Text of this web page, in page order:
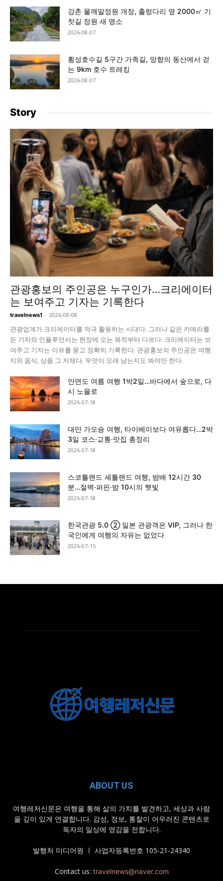
강촌 물깨말정원 개장, 출렁다리 옆 2000㎡ 기
찻길 정원 새 명소
2026-08-07
횡성호수길 5구간 가족길, 망향의 동산에서 걷
는 9km 호수 트레킹
2026-08-07
Story
관광홍보의 주인공은 누구인가…크리에이터
는 보여주고 기자는 기록한다
travelnews1 - 2026-08-08
관광업계가 크리에이터를 적극 활용하는 시대다. 그러나 같은 카메라를
든 기자와 인플루언서는 현장에 오는 목적부터 다르다. 크리에이터는 보
여주고 기자는 이유를 묻고 정확히 기록한다. 관광홍보의 주인공은 여행
지와 음식, 상품 그 자체다. 무엇이 오래 남는지도 봐야만 한다.
안면도 여름 여행 1박2일…바다에서 숲으로, 다
시 노을로
2026-07-18
대만 가오슝 여행, 타이베이보다 여유롭다…2박
3일 코스·교통·맛집 총정리
2026-07-18
스코틀랜드 셰틀랜드 여행, 밤배 12시간 30
분…절벽·퍼핀·밤 10시의 햇빛
2026-07-18
한국관광 5.0 ② 일본 관광객은 VIP, 그러나 한
국인에게 여행의 자유는 없었다
2026-07-15
ABOUT US
여행레저신문은 여행을 통해 삶의 가치를 발견하고, 세상과 사람
을 깊이 있게 연결합니다. 감성, 정보, 통찰이 어우러진 콘텐츠로
독자의 일상에 영감을 전합니다.
발행처 미디어원 ㅣ 사업자등록번호 105-21-24340
Contact us: travelnews@naver.com